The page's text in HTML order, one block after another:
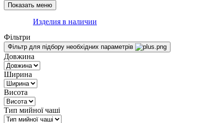
Изделия в наличии
Фільтри
Фільтр для підбору необхідних параметрів
Довжина
Ширина
Висота
Тип мийної чаші